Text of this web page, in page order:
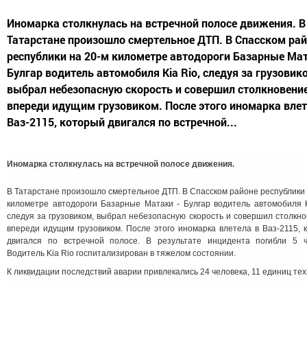
Иномарка столкнулась на встречной полосе движения. В
Татарстане произошло смертельное ДТП. В Спасском
республики на 20-м километре автодороги Базарные
Булгар водитель автомобиля Kia Rio, следуя за
выбрал небезопасную скорость и совершил
впереди идущим грузовиком. После этого иномарка
Ваз-2115, который двигался по встречной...
Иномарка столкнулась на встречной полосе движения.
В Татарстане произошло смертельное ДТП. В Спасском районе
километре автодороги Базарные Матаки - Булгар водитель автомобиля
следуя за грузовиком, выбрал небезопасную скорость и совершил
впереди идущим грузовиком. После этого иномарка влетела в Ваз-2115,
двигался по встречной полосе. В результате инцидента погибли 5
Водитель Kia Rio госпитализирован в тяжелом состоянии.
К ликвидации последствий аварии привлекались 24 человека, 11 единиц